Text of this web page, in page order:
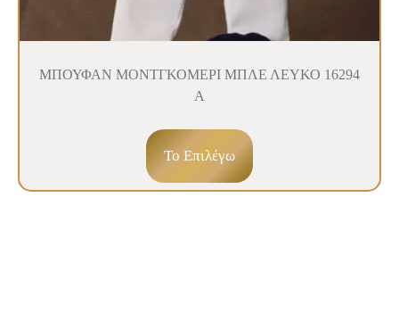
ΜΠΟΥΦΑΝ ΜΟΝΤΓΚΟΜΕΡΙ ΜΠΛΕ ΛΕΥΚΟ 16294
Α
To Επιλέγω